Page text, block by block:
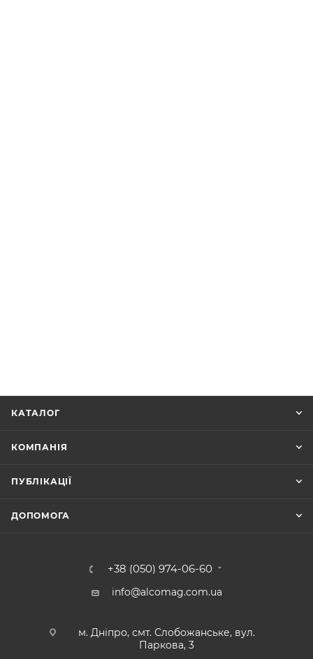
КАТАЛОГ
КОМПАНІЯ
ПУБЛІКАЦІЇ
ДОПОМОГА
+38 (050) 974-06-60
info@alcomag.com.ua
м. Дніпро, смт. Слобожанське, вул.
Паркова, 3